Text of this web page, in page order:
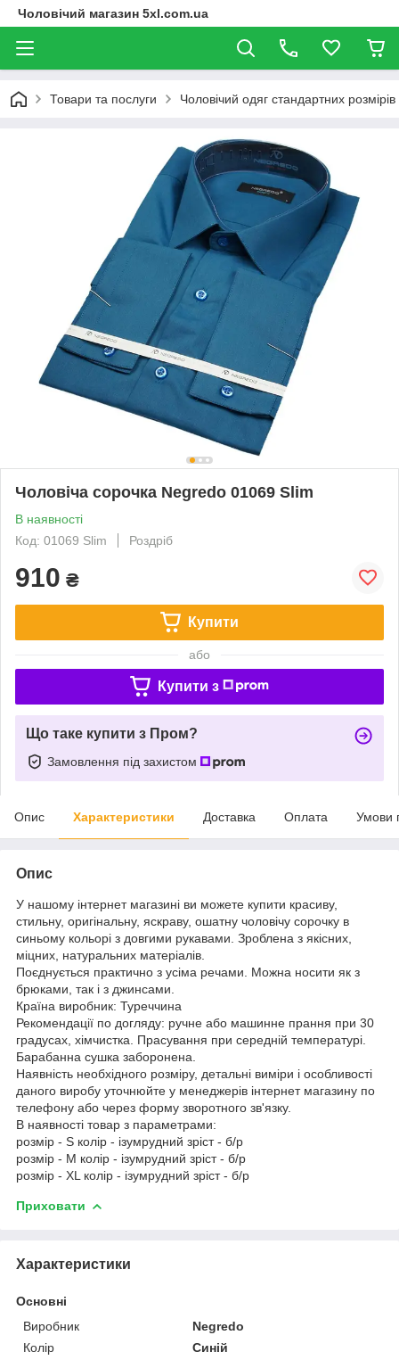
Чоловічий магазин 5xl.com.ua
Товари та послуги Чоловічий одяг стандартних розмірів
Чоловіча сорочка Negredo 01069 Slim
В наявності
Код: 01069 Slim
Роздріб
910 ₴
Купити
або
Купити з
Що таке купити з Пром?
Замовлення під захистом
Опис Характеристики Доставка Оплата Умови
Опис
У нашому інтернет магазині ви можете купити красиву,
стильну, оригінальну, яскраву, ошатну чоловічу сорочку в
синьому кольорі з довгими рукавами. Зроблена з якісних,
міцних, натуральних матеріалів.
Поєднується практично з усіма речами. Можна носити як з
брюками, так і з джинсами.
Країна виробник: Туреччина
Рекомендації по догляду: ручне або машинне прання при 30
градусах, хімчистка. Прасування при середній температурі.
Барабанна сушка заборонена.
Наявність необхідного розміру, детальні виміри і особливості
даного виробу уточнюйте у менеджерів інтернет магазину по
телефону або через форму зворотного зв'язку.
В наявності товар з параметрами:
розмір - S колір - ізумрудний зріст - б/р
розмір - M колір - ізумрудний зріст - б/р
розмір - XL колір - ізумрудний зріст - б/р
Приховати
Характеристики
Основні
Виробник
Negredo
Колір
Синій